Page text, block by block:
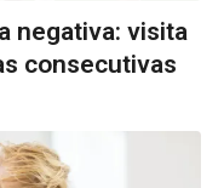
negativa: visita
consecutivas